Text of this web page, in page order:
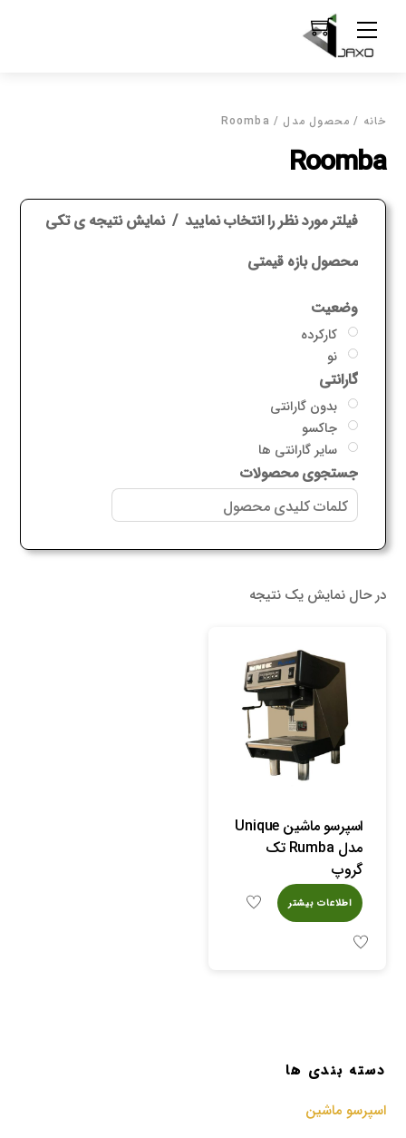
content
Menu
خانه / محصول مدل / Roomba
Roomba
فیلتر مورد نظر را انتخاب نمایید نمایش نتیجه ی تکی
محصول بازه قیمتی
وضعیت
کارکرده
نو
گارانتی
بدون گارانتی
جاکسو
سایر گارانتی ها
جستجوی محصولات
در حال نمایش یک نتیجه
اسپرسو ماشین Unique
مدل Rumba تک
گروپ
اطلاعات بیشتر
دسته بندی ها
اسپرسو‌ ماشین